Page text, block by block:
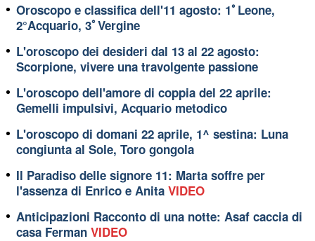
Oroscopo e classifica dell'11 agosto: 1ﾟLeone,
2°Acquario, 3ﾟVergine
L'oroscopo dei desideri dal 13 al 22 agosto:
Scorpione, vivere una travolgente passione
L'oroscopo dell'amore di coppia del 22 aprile:
Gemelli impulsivi, Acquario metodico
L'oroscopo di domani 22 aprile, 1^ sestina: Luna
congiunta al Sole, Toro gongola
Il Paradiso delle signore 11: Marta soffre per
l'assenza di Enrico e Anita VIDEO
Anticipazioni Racconto di una notte: Asaf caccia di
casa Ferman VIDEO